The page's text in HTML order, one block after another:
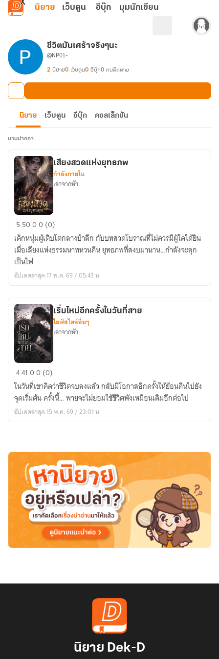
ข้ามไปยังเนื้อหาหลัก
นิยาย เว็บตูน อีบุ๊ก มุมนักเขียน
ชีวิตมันเศร้าจริงๆนะ
@NP01-
2 นิยาย0 เว็บตูน0 อีบุ๊ก0 คนติดตาม
นิยาย เว็บตูน อีบุ๊ก คอลเล็กชัน
นามปากกา
เสียง
สวด
แห่ง
ยุทธ
ภพ
เสียงสวดแห่งยุทธภพ
กำลังภายใน
เล่าจากหัว
5 5000 (0)
เด็กหนุ่มผู้เติบโตกลางป่าลึก กับบทสวดโบราณที่ไม่ควรมีผู้ใดได้ยิน
เมื่อเสียงแห่งธรรมนาทหวนคืน ยุทธภพที่สงบมานาน…กำลังจะลุก
เป็นไฟ
อัปเดตล่าสุด 17 พ.ค. 69 / 05:43 น.
เริ่ม
ไหม่
อีก
ครั้ง
ใน
สาย
เริ่มไหม่อีกครั้งในวันที่สาย
ไลฟ์สไตล์อื่นๆ
เล่าจากหัว
44100 (0)
ในวันที่เขาคิดว่าชีวิตจบลงแล้ว กลับมีโอกาสอีกครั้งให้ย้อนคืนไปยัง
จุดเริ่มต้น ครั้งนี้… พายจะไม่ยอมใช้ชีวิตพังเหมือนเดิมอีกต่อไป
อัปเดตล่าสุด 15 พ.ค. 69 / 23:01 น.
นิยาย Dek-D